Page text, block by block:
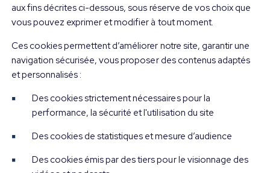
aux fins décrites ci-dessous, sous réserve de vos choix que
vous pouvez exprimer et modifier à tout moment.
Ces cookies permettent d’améliorer notre site, garantir une
navigation sécurisée, vous proposer des contenus adaptés
et personnalisés :
Des cookies strictement nécessaires pour la
performance, la sécurité et l'utilisation du site
Des cookies de statistiques et mesure d’audience
Des cookies émis par des tiers pour le visionnage des